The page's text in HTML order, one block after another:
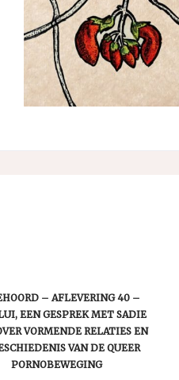
– AFLEVERING 40 –
EEN GESPREK MET SADIE
VORMENDE RELATIES EN
VAN DE QUEER
PORNOBEWEGING